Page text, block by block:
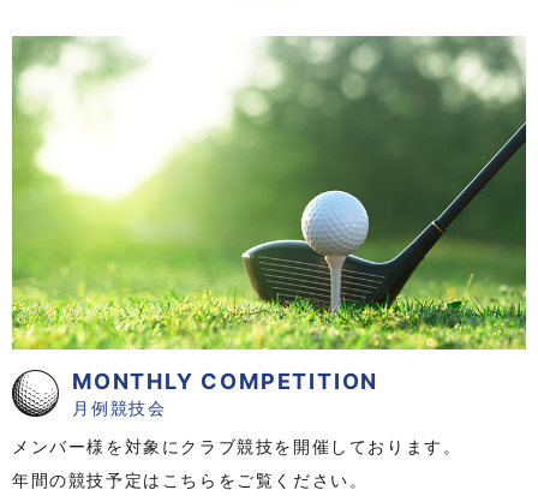
MONTHLY COMPETITION
月例競技会
メンバー様を対象にクラブ競技を開催しております。
年間の競技予定はこちらをご覧ください。